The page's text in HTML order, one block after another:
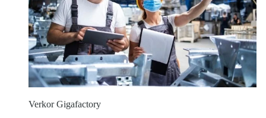
Verkor Gigafactory